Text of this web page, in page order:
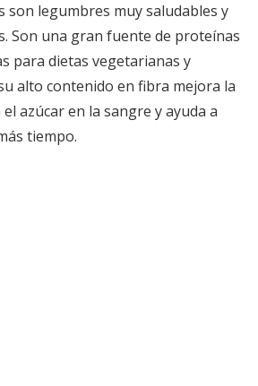
son legumbres muy saludables y
Son una gran fuente de proteínas
para dietas vegetarianas y
alto contenido en fibra mejora la
azúcar en la sangre y ayuda a
tiempo.